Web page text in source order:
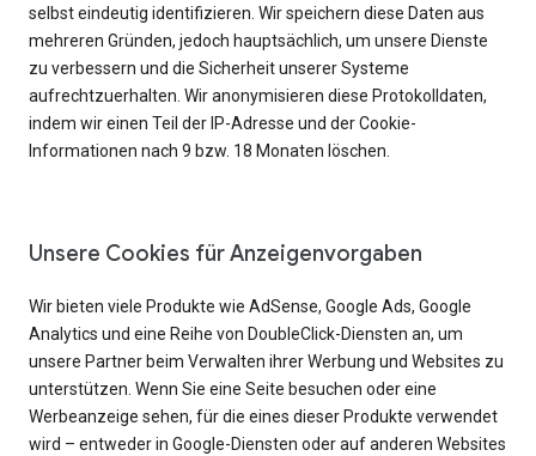
selbst eindeutig identifizieren. Wir speichern diese Daten aus
mehreren Gründen, jedoch hauptsächlich, um unsere Dienste
zu verbessern und die Sicherheit unserer Systeme
aufrechtzuerhalten. Wir anonymisieren diese Protokolldaten,
indem wir einen Teil der IP-Adresse und der Cookie-
Informationen nach 9 bzw. 18 Monaten löschen.
Unsere Cookies für Anzeigenvorgaben
Wir bieten viele Produkte wie AdSense, Google Ads, Google
Analytics und eine Reihe von DoubleClick-Diensten an, um
unsere Partner beim Verwalten ihrer Werbung und Websites zu
unterstützen. Wenn Sie eine Seite besuchen oder eine
Werbeanzeige sehen, für die eines dieser Produkte verwendet
wird – entweder in Google-Diensten oder auf anderen Websites